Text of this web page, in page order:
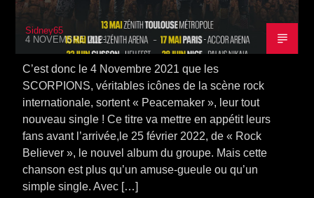
Sidney65
4 NOVEMBRE 2021
C’est donc le 4 Novembre 2021 que les
SCORPIONS, véritables icônes de la scène rock
internationale, sortent « Peacemaker », leur tout
nouveau single ! Ce titre va mettre en appétit leurs
fans avant l’arrivée,le 25 février 2022, de « Rock
Believer », le nouvel album du groupe. Mais cette
chanson est plus qu’un amuse-gueule ou qu’un
simple single. Avec […]